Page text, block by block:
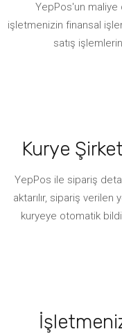
YepPos'un maliye
işletmenizin finansal
satış
Kurye
YepPos ile sipariş
aktarılır, sipariş verilen
kuryeye otomatik